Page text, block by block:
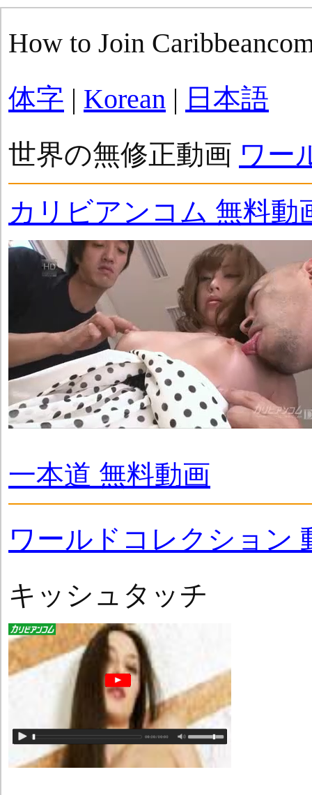
How to Join
体字 | Korean | 日本語
世界の無修正動画 ワー
カリビアンコム 無料動
一本道 無料動画
ワールドコレクション
キッシュタッチ